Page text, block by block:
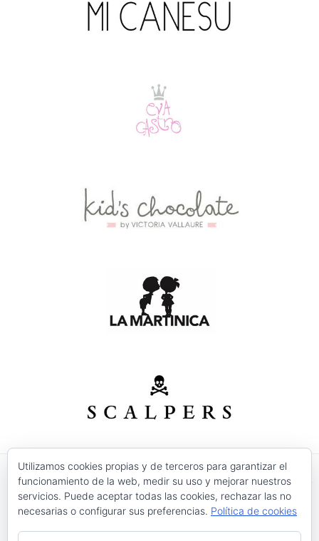
© 2026 Modas Isabel - C/ Verónica Nº 30 - CP. 30520 -
Jumilla (Murcia)
Precios válidos salvo error tipográfico o fin de
existencias.
Utilizamos cookies propias y de terceros para garantizar el
funcionamiento de la web, medir su uso y mejorar nuestros
servicios. Puede aceptar todas las cookies, rechazar las no
necesarias o configurar sus preferencias. Política de cookies